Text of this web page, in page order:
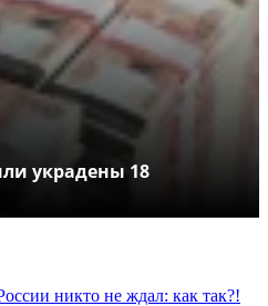
украдены 18
никто не ждал: как так?!